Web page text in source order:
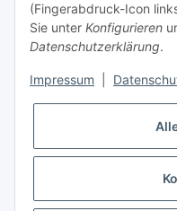
(Fingerabdruck-Icon
Sie unter Konfigurieren
Datenschutzerklärung.
Impressum